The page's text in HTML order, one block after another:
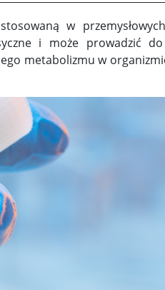
w
i może prowadzić
metabolizmu w